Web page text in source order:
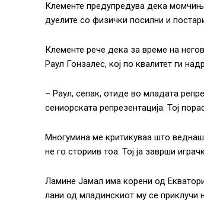
Клементе предупредува дека
дуелите со физички посилни и
Клементе рече дека за време на
Раул Гонзалес, кој по квалитет ги
– Раул, сепак, отиде во младата
сениорската репрезентација. Тој
Многумина ме критикуваа што
не го сториив тоа. Тој ја заврши
Ламине Јамал има корени од
лани од младинскиот му се приклучи